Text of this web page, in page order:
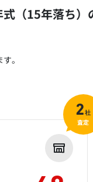
（15年落ち）
。
2社
査定